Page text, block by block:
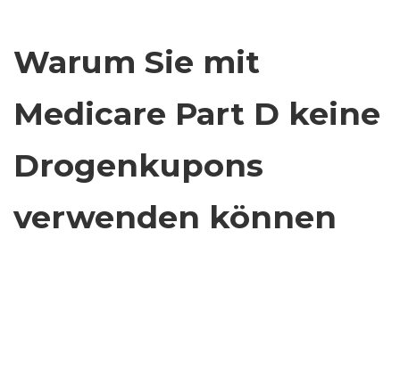
Warum Sie mit
Medicare Part D keine
Drogenkupons
verwenden können